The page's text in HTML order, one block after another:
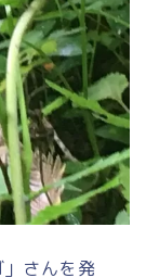
さんを発